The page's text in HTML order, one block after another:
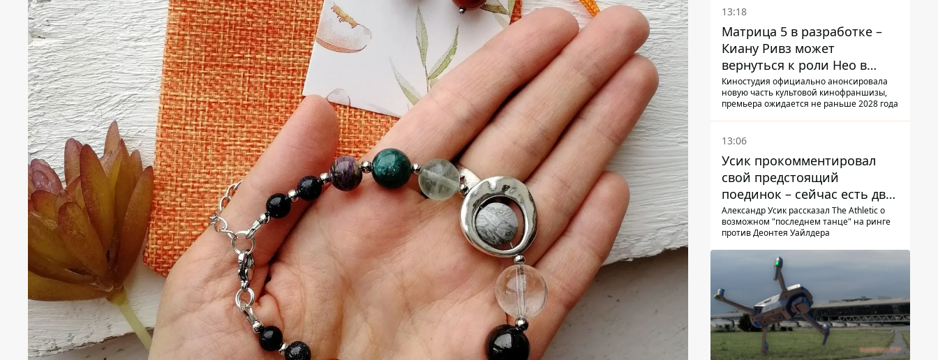
13:18
Матрица 5 в разработке –
Киану Ривз может
вернуться к роли Нео в
пятой части
Киностудия официально анонсировала
новую часть культовой кинофраншизы,
премьера ожидается не раньше 2028 года
13:06
Усик прокомментировал
свой предстоящий
поединок – сейчас есть два
варианта
Александр Усик рассказал The Athletic о
возможном "последнем танце" на ринге
против Деонтея Уайлдера